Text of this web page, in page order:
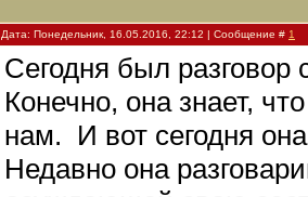
Дата: Понедельник, 16.05.2016, 22:12 | Сообщение # 1
Сегодня был разговор
Конечно, она знает,
нам. И вот сегодня
Недавно она